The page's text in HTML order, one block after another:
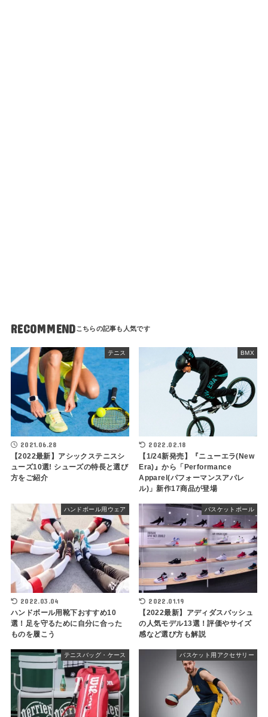
RECOMMEND
テニス
2021.06.28
【2022最新】アシックステニスシ
ューズ10選! シューズの特長と選び
方をご紹介
BMX
2022.02.18
【1/24新発売】『ニューエラ(New
Era)』から「Performance
Apparel(パフォーマンスアパレ
ル)」新作17商品が登場
ハンドボール用ウェア
2022.03.04
ハンドボール用靴下おすすめ10
選！足を守るために自分に合った
ものを履こう
バスケットボール
2022.01.19
【2022最新】アディダスバッシュ
の人気モデル13選！評価やサイズ
感など選び方も解説
テニスバッグ・ケース バスケット用アクセサリー